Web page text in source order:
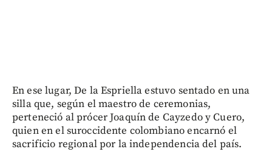
En ese lugar, De la Espriella estuvo sentado en una
silla que, según el maestro de ceremonias,
perteneció al prócer Joaquín de Cayzedo y Cuero,
quien en el suroccidente colombiano encarnó el
sacrificio regional por la independencia del país.